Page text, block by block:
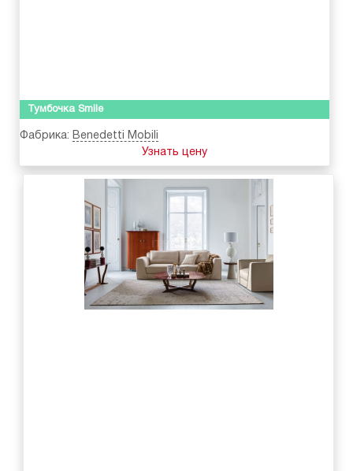
Тумбочка Smile
Фабрика: Benedetti Mobili
Узнать цену